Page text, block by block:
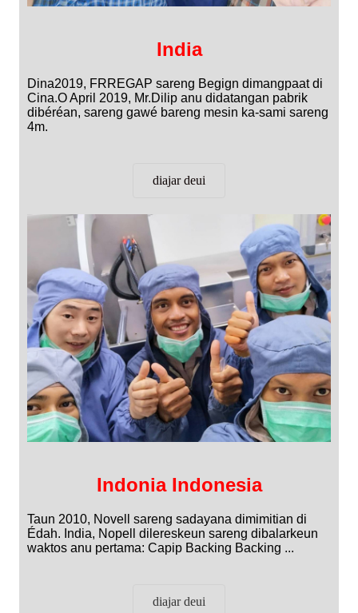
India
Dina2019, FRREGAP sareng Begign dimangpaat di
Cina.O April 2019, Mr.Dilip anu didatangan pabrik
dibéréan, sareng gawé bareng mesin ka-sami sareng
4m.
diajar deui
Indonia Indonesia
Taun 2010, Novell sareng sadayana dimimitian di
Édah. India, Nopell dilereskeun sareng dibalarkeun
waktos anu pertama: Capip Backing Backing ...
diajar deui